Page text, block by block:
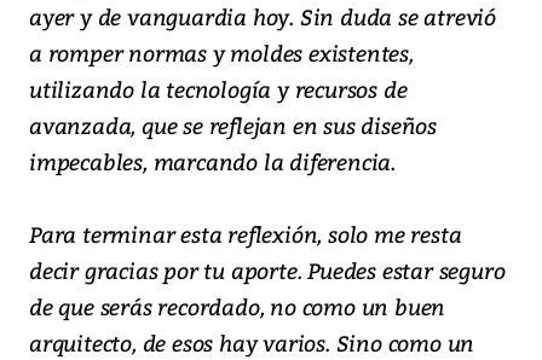
ayer y de vanguardia hoy. Sin duda se atrevió
a romper normas y moldes existentes,
utilizando la tecnología y recursos de
avanzada, que se reflejan en sus diseños
impecables, marcando la diferencia.
Para terminar esta reflexión, solo me resta
decir gracias por tu aporte. Puedes estar seguro
de que serás recordado, no como un buen
arquitecto, de esos hay varios. Sino como un